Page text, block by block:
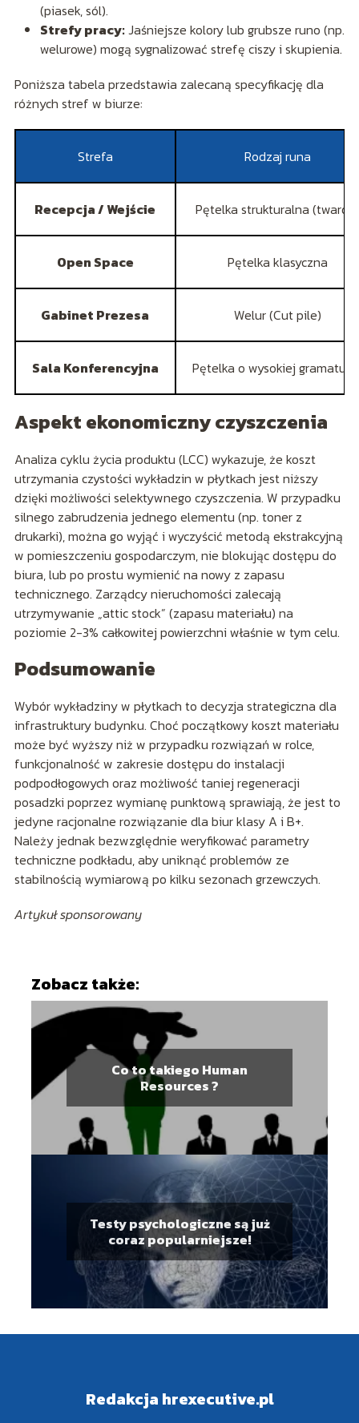
(piasek, sól).
Strefy pracy:Jaśniejsze kolory lub grubsze runo (np.
welurowe) mogą sygnalizować strefę ciszy i skupienia.
Poniższa tabela przedstawia zalecaną specyfikację dla
różnych stref w biurze:
Strefa Rodzaj runa
Recepcja / Wejście Pętelka strukturalna
Open Space Pętelka klasyczna
Gabinet Prezesa Welur (Cut pile)
Sala Konferencyjna Pętelka o wysokiej
Aspekt ekonomiczny czyszczenia
Analiza cyklu życia produktu (LCC) wykazuje, że koszt
utrzymania czystości wykładzin w płytkach jest niższy
dzięki możliwości selektywnego czyszczenia. W przypadku
silnego zabrudzenia jednego elementu (np. toner z
drukarki), można go wyjąć i wyczyścić metodą ekstrakcyjną
w pomieszczeniu gospodarczym, nie blokując dostępu do
biura, lub po prostu wymienić na nowy z zapasu
technicznego. Zarządcy nieruchomości zalecają
utrzymywanie „attic stock” (zapasu materiału) na
poziomie 2-3% całkowitej powierzchni właśnie w tym celu.
Podsumowanie
Wybór wykładziny w płytkach to decyzja strategiczna dla
infrastruktury budynku. Choć początkowy koszt materiału
może być wyższy niż w przypadku rozwiązań w rolce,
funkcjonalność w zakresie dostępu do instalacji
podpodłogowych oraz możliwość taniej regeneracji
posadzki poprzez wymianę punktową sprawiają, że jest to
jedyne racjonalne rozwiązanie dla biur klasy A i B+.
Należy jednak bezwzględnie weryfikować parametry
techniczne podkładu, aby uniknąć problemów ze
stabilnością wymiarową po kilku sezonach grzewczych.
Artykuł sponsorowany
Zobacz także:
Co to takiego Human
Resources ?
Testy psychologiczne są już
coraz popularniejsze!
Redakcja hrexecutive.pl